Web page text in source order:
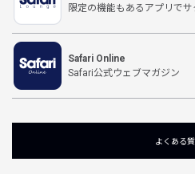
限定の機能もあるアプリで
Safari Online
Safari公式ウェブマガジン
よくある